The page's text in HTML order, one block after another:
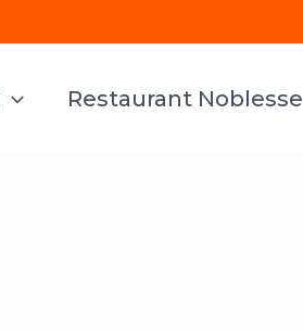
Restaurant Noblesse